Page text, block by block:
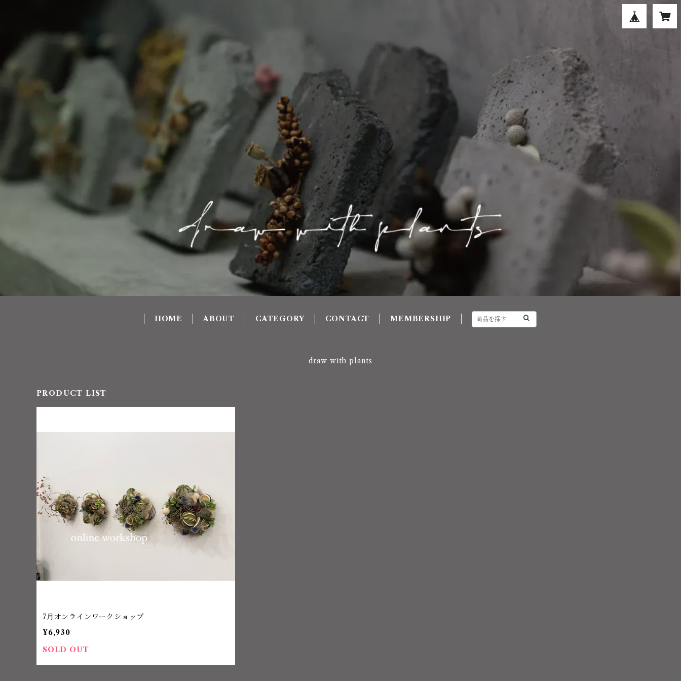
HOME ABOUT CATEGORY CONTACT MEMBERSHIP
draw with plants
PRODUCT LIST
7月オンラインワークショップ
¥6,930
SOLD OUT